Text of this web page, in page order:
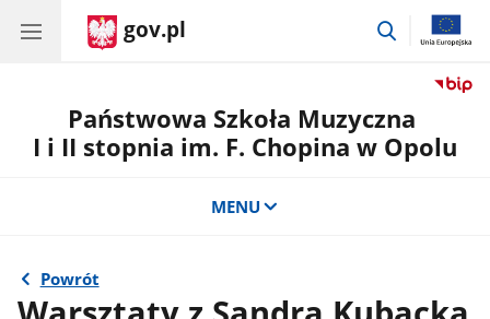
gov.pl
przejdź
Państwowa Szkoła Muzyczna
I i II stopnia im. F. Chopina w Opolu
MENU
Powrót